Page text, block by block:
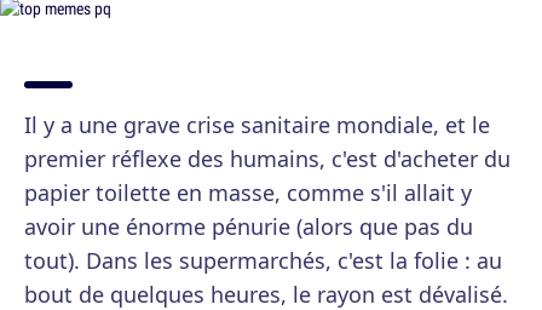
Il y a une grave crise sanitaire mondiale, et le
premier réflexe des humains, c'est d'acheter du
papier toilette en masse, comme s'il allait y
avoir une énorme pénurie (alors que pas du
tout). Dans les supermarchés, c'est la folie : au
bout de quelques heures, le rayon est dévalisé.